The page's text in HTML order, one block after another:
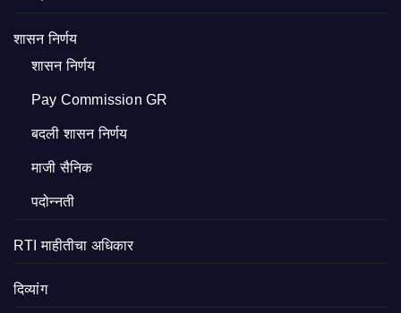
शासन निर्णय
शासन निर्णय
Pay Commission GR
बदली शासन निर्णय
माजी सैनिक
पदोन्नती
RTI माहीतीचा अधिकार
दिव्यांग